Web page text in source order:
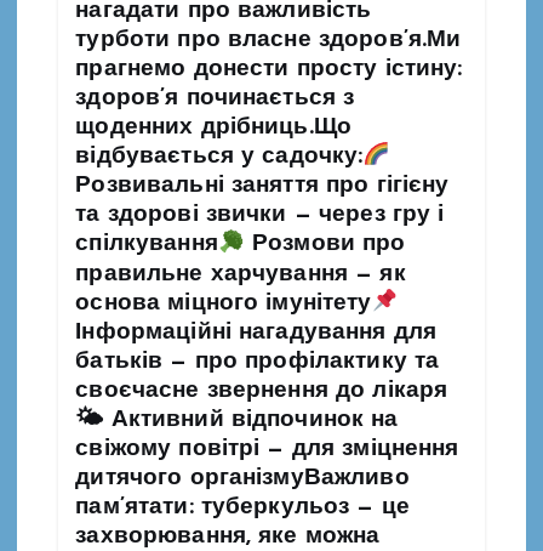
нагадати про важливість
турботи про власне здоров’я.Ми
прагнемо донести просту істину:
здоров’я починається з
щоденних дрібниць.Що
відбувається у садочку:
Розвивальні заняття про гігієну
та здорові звички — через гру і
спілкування
Розмови про
правильне харчування — як
основа міцного імунітету
Інформаційні нагадування для
батьків — про профілактику та
своєчасне звернення до лікаря
🌤 Активний відпочинок на
свіжому повітрі — для зміцнення
дитячого організмуВажливо
пам’ятати: туберкульоз — це
захворювання, яке можна